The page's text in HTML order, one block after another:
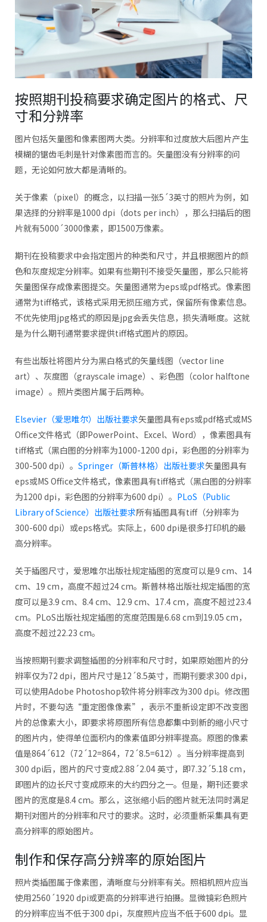
按照期刊投稿要求确定图片的格式、尺
寸和分辨率
图片包括矢量图和像素图两大类。分辨率和过度放大后图片产生
模糊的锯齿毛刺是针对像素图而言的。矢量图没有分辨率的问
题，无论如何放大都是清晰的。
关于像素（pixel）的概念，以扫描一张5´3英寸的照片为例，如
果选择的分辨率是1000 dpi（dots per inch），那么扫描后的图
片就有5000´3000像素，即1500万像素。
期刊在投稿要求中会指定图片的种类和尺寸，并且根据图片的颜
色和灰度规定分辨率。如果有些期刊不接受矢量图，那么只能将
矢量图保存成像素图提交。矢量图通常为eps或pdf格式。像素图
通常为tiff格式，该格式采用无损压缩方式，保留所有像素信息。
不优先使用jpg格式的原因是jpg会丢失信息，损失清晰度。这就
是为什么期刊通常要求提供tiff格式图片的原因。
有些出版社将图片分为黑白格式的矢量线图（vector line
art）、灰度图（grayscale image）、彩色图（color halftone
image）。照片类图片属于后两种。
Elsevier（爱思唯尔）出版社要求矢量图具有eps或pdf格式或MS
Office文件格式（即PowerPoint、Excel、Word），像素图具有
tiff格式（黑白图的分辨率为1000-1200 dpi，彩色图的分辨率为
300-500 dpi）。 Springer（斯普林格）出版社要求矢量图具有
eps或MS Office文件格式，像素图具有tiff格式（黑白图的分辨率
为1200 dpi，彩色图的分辨率为600 dpi）。 PLoS（Public
Library of Science）出版社要求所有插图具有tiff（分辨率为
300-600 dpi）或eps格式。实际上，600 dpi是很多打印机的最
高分辨率。
关于插图尺寸，爱思唯尔出版社规定插图的宽度可以是9 cm、14
cm、19 cm，高度不超过24 cm。斯普林格出版社规定插图的宽
度可以是3.9 cm、8.4 cm、12.9 cm、17.4 cm，高度不超过23.4
cm。PLoS出版社规定插图的宽度范围是6.68 cm到19.05 cm，
高度不超过22.23 cm。
当按照期刊要求调整插图的分辨率和尺寸时，如果原始图片的分
辨率仅为72 dpi，图片尺寸是12´8.5英寸，而期刊要求300 dpi，
可以使用Adobe Photoshop软件将分辨率改为300 dpi。修改图
片时，不要勾选“重定图像像素”，表示不重新设定即不改变图
片的总像素大小，即要求将原图所有信息都集中到新的缩小尺寸
的图片内，使得单位面积内的像素值即分辨率提高。原图的像素
值是864´612（72´12=864，72´8.5=612）。当分辨率提高到
300 dpi后，图片的尺寸变成2.88´2.04 英寸，即7.32´5.18 cm，
即图片的边长尺寸变成原来的大约四分之一。但是，期刊还要求
图片的宽度是8.4 cm。那么，这张缩小后的图片就无法同时满足
期刊对图片的分辨率和尺寸的要求。这时，必须重新采集具有更
高分辨率的原始图片。
制作和保存高分辨率的原始图片
照片类插图属于像素图，清晰度与分辨率有关。照相机照片应当
使用2560´1920 dpi或更高的分辨率进行拍摄。显微镜彩色照片
的分辨率应当不低于300 dpi，灰度照片应当不低于600 dpi。显